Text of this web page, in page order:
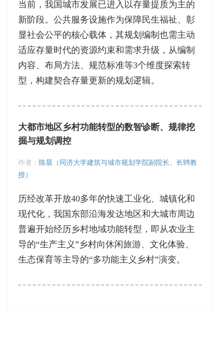
当前，我国城市发展已进入以存量提质为主的
新阶段。公共服务设施作为保障民生福祉、彰
显社会公平的核心载体，其规划编制也需主动
适应存量时代的资源约束和需求升级，从编制
内容、布局方法、规范标准等3个维度探索转
型，构建契合存量更新的规划逻辑。
大都市地区乡村功能转型的数智诊断、规律挖
掘与规划调控
作者： 陈晨（同济大学建筑与城市规划学院副院长、长聘教
授）
历经改革开放40多年的快速工业化、城镇化和
现代化，我国东部沿海发达地区和大城市周边
普遍开始经历乡村地域功能转型，即从农业主
导的“生产主义”乡村向休闲旅游、文化体验、
生态保育等主导的“多功能主义乡村”演变。